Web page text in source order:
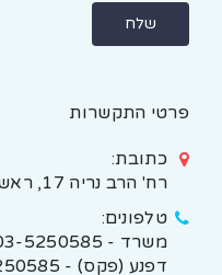
פרטי התקשרות
כתובת:
רח' הרב נריה 17, ראשון לציון 7575134
טלפונים:
משרד - 03-5250585
דפנע (פקס) - 153-3-5250585